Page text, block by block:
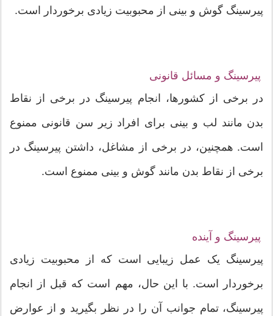
پیرسینگ گوش و بینی از محبوبیت زیادی برخوردار است.
پیرسینگ و مسائل قانونی
در برخی از کشورها، انجام پیرسینگ در برخی از نقاط
بدن مانند لب و بینی برای افراد زیر سن قانونی ممنوع
است. همچنین، در برخی از مشاغل، داشتن پیرسینگ در
برخی از نقاط بدن مانند گوش و بینی ممنوع است.
پیرسینگ و آینده
پیرسینگ یک عمل زیبایی است که از محبوبیت زیادی
برخوردار است. با این حال، مهم است که قبل از انجام
پیرسینگ، تمام جوانب آن را در نظر بگیرید و از عوارض